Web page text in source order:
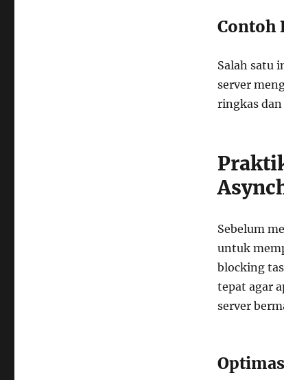
Contoh
Salah satu
server
ringkas
Sebelum
untuk
blocking
tepat agar
server